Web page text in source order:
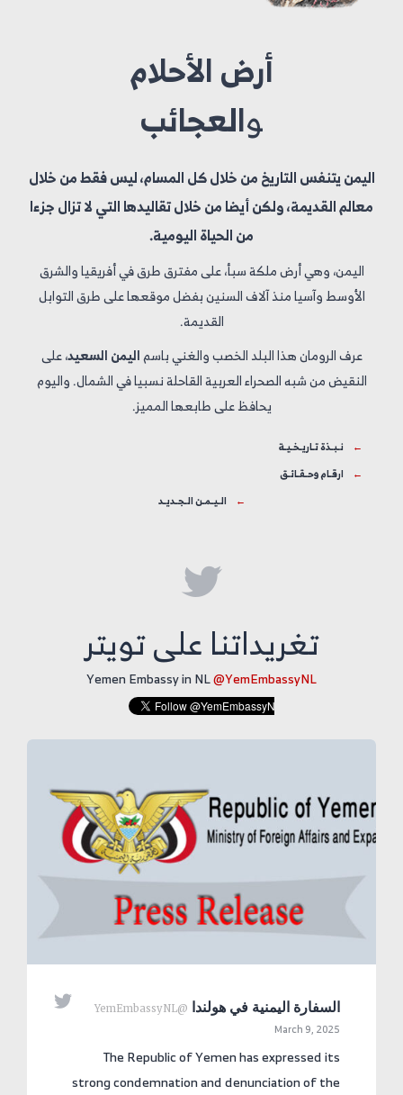
أرضالأحلام
والعجائب
اليمن يتنفس التاريخ من خلال كل المسام، ليس فقط من خلال
معالم القديمة، ولكن أيضا من خلال تقاليدها التي لا تزال جزءا
من الحياة اليومية.
اليمن، وهي أرض ملكة سبأ، على مفترق طرق في أفريقيا والشرق
الأوسط وآسيا منذ آلاف السنين بفضل موقعها على طرق التوابل
القديمة.
عرف الرومان هذا البلد الخصب والغني باسماليمن السعيد، على
النقيض من شبه الصحراء العربية القاحلة نسبيا في الشمال. واليوم
يحافظ على طابعها المميز.
←
نـبـذة تـاريـخـيـة
←
ارقـام وحـقـائـق
←
الـيـمـن الـجـديـد

تغريداتنا على تويتر
Yemen Embassy in NL@YemEmbassyNL
السفارة اليمنية في هولندا @YemEmbassyNL
March 9, 2025
The Republic of Yemen has expressed its
strong condemnation and denunciation of the
